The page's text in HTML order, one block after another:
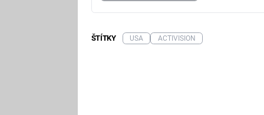
ŠTÍTKY USA ACTIVISION